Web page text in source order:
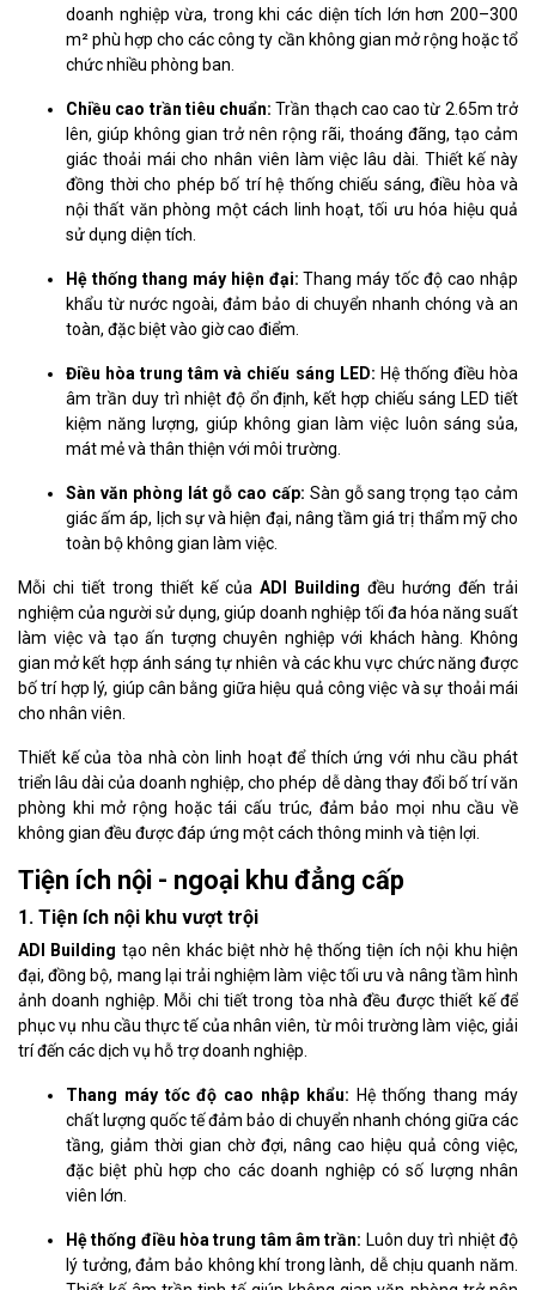
doanh nghiệp vừa, trong khi các diện tích lớn hơn 200–300
m² phù hợp cho các công ty cần không gian mở rộng hoặc tổ
chức nhiều phòng ban.
Chiều cao trần tiêu chuẩn: Trần thạch cao cao từ 2.65m trở
lên, giúp không gian trở nên rộng rãi, thoáng đãng, tạo cảm
giác thoải mái cho nhân viên làm việc lâu dài. Thiết kế này
đồng thời cho phép bố trí hệ thống chiếu sáng, điều hòa và
nội thất văn phòng một cách linh hoạt, tối ưu hóa hiệu quả
sử dụng diện tích.
Hệ thống thang máy hiện đại: Thang máy tốc độ cao nhập
khẩu từ nước ngoài, đảm bảo di chuyển nhanh chóng và an
toàn, đặc biệt vào giờ cao điểm.
Điều hòa trung tâm và chiếu sáng LED: Hệ thống điều hòa
âm trần duy trì nhiệt độ ổn định, kết hợp chiếu sáng LED tiết
kiệm năng lượng, giúp không gian làm việc luôn sáng sủa,
mát mẻ và thân thiện với môi trường.
Sàn văn phòng lát gỗ cao cấp: Sàn gỗ sang trọng tạo cảm
giác ấm áp, lịch sự và hiện đại, nâng tầm giá trị thẩm mỹ cho
toàn bộ không gian làm việc.
Mỗi chi tiết trong thiết kế của ADI Building đều hướng đến trải
nghiệm của người sử dụng, giúp doanh nghiệp tối đa hóa năng suất
làm việc và tạo ấn tượng chuyên nghiệp với khách hàng. Không
gian mở kết hợp ánh sáng tự nhiên và các khu vực chức năng được
bố trí hợp lý, giúp cân bằng giữa hiệu quả công việc và sự thoải mái
cho nhân viên.
Thiết kế của tòa nhà còn linh hoạt để thích ứng với nhu cầu phát
triển lâu dài của doanh nghiệp, cho phép dễ dàng thay đổi bố trí văn
phòng khi mở rộng hoặc tái cấu trúc, đảm bảo mọi nhu cầu về
không gian đều được đáp ứng một cách thông minh và tiện lợi.
Tiện ích nội - ngoại khu đẳng cấp
1. Tiện ích nội khu vượt trội
ADI Building tạo nên khác biệt nhờ hệ thống tiện ích nội khu hiện
đại, đồng bộ, mang lại trải nghiệm làm việc tối ưu và nâng tầm hình
ảnh doanh nghiệp. Mỗi chi tiết trong tòa nhà đều được thiết kế để
phục vụ nhu cầu thực tế của nhân viên, từ môi trường làm việc, giải
trí đến các dịch vụ hỗ trợ doanh nghiệp.
Thang máy tốc độ cao nhập khẩu: Hệ thống thang máy
chất lượng quốc tế đảm bảo di chuyển nhanh chóng giữa các
tầng, giảm thời gian chờ đợi, nâng cao hiệu quả công việc,
đặc biệt phù hợp cho các doanh nghiệp có số lượng nhân
viên lớn.
Hệ thống điều hòa trung tâm âm trần: Luôn duy trì nhiệt độ
lý tưởng, đảm bảo không khí trong lành, dễ chịu quanh năm.